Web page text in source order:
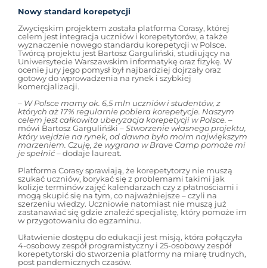
Nowy standard korepetycji
Zwycięskim projektem została platforma Corasy, której
celem jest integracja uczniów i korepetytorów, a także
wyznaczenie nowego standardu korepetycji w Polsce.
Twórcą projektu jest Bartosz Garguliński, studiujący na
Uniwersytecie Warszawskim informatykę oraz fizykę. W
ocenie jury jego pomysł był najbardziej dojrzały oraz
gotowy do wprowadzenia na rynek i szybkiej
komercjalizacji.
– W Polsce mamy ok. 6,5 mln uczniów i studentów, z
których aż 17% regularnie pobiera korepetycje. Naszym
celem jest całkowita uberyzacja korepetycji w Polsce. –
mówi Bartosz Gargulińśki – Stworzenie własnego projektu,
który wejdzie na rynek, od dawna było moim największym
marzeniem. Czuję, że wygrana w Brave Camp pomoże mi
je spełnić – dodaje laureat.
Platforma Corasy sprawiają, że korepetytorzy nie muszą
szukać uczniów, borykać się z problemami takimi jak
kolizje terminów zajęć kalendarzach czy z płatnościami i
mogą skupić się na tym, co najważniejsze – czyli na
szerzeniu wiedzy. Uczniowie natomiast nie muszą już
zastanawiać się gdzie znaleźć specjalistę, który pomoże im
w przygotowaniu do egzaminu.
Ułatwienie dostępu do edukacji jest misją, która połączyła
4-osobowy zespół programistyczny i 25-osobowy zespół
korepetytorski do stworzenia platformy na miarę trudnych,
post pandemicznych czasów.